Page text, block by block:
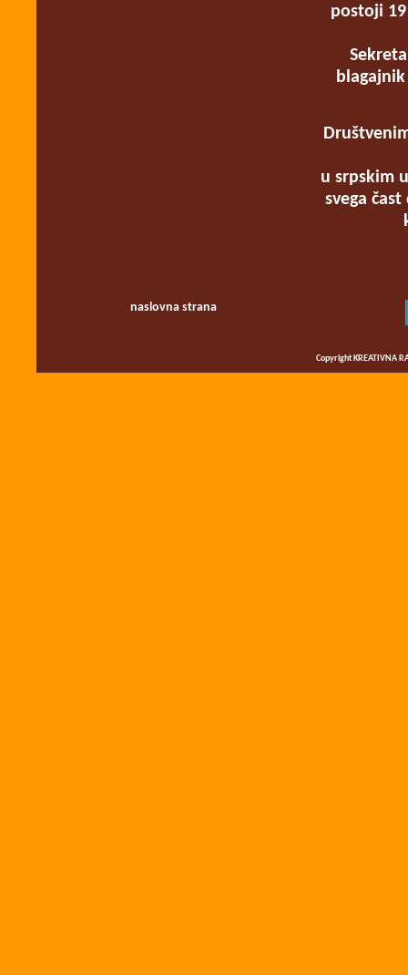
postoji
u srpskim
svega
naslovna strana
Copyright KREATIVNA